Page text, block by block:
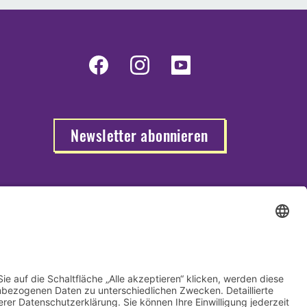
Newsletter abonnieren